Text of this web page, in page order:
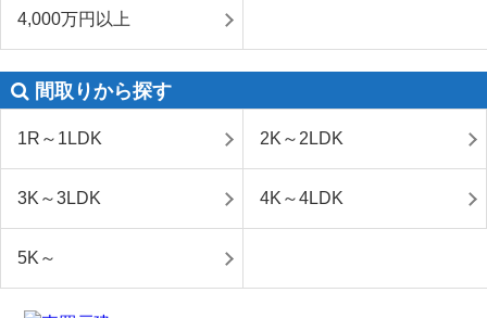
4,000万円以上
間取りから探す
1R～1LDK 2K～2LDK
3K～3LDK 4K～4LDK
5K～